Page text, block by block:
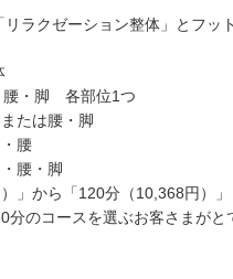
ラクゼーション整体」とフッ
・脚 各部位1つ
たは腰・脚
腰
腰・脚
」から「120分（10,368円）
分のコースを選ぶお客さまが